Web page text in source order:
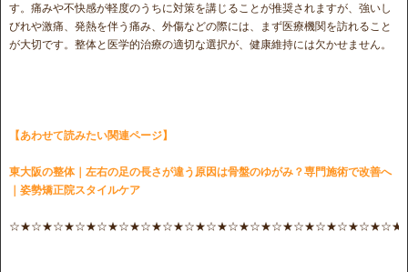
す。痛みや不快感が軽度のうちに対策を講じることが推奨されますが、強いし
びれや激痛、発熱を伴う痛み、外傷などの際には、まず医療機関を訪れること
が大切です。整体と医学的治療の適切な選択が、健康維持には欠かせません。
【あわせて読みたい関連ページ】
東大阪の整体｜左右の足の長さが違う原因は骨盤のゆがみ？専門施術で改善へ
｜姿勢矯正院スタイルケア